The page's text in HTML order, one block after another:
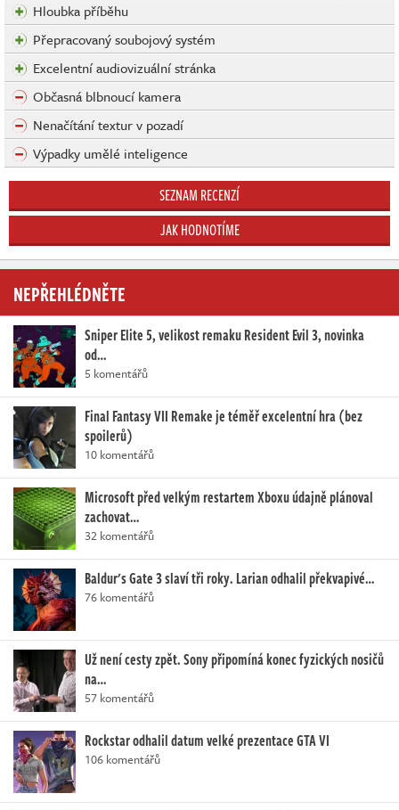
Hloubka příběhu
Přepracovaný soubojový systém
Excelentní audiovizuální stránka
Občasná blbnoucí kamera
Nenačítání textur v pozadí
Výpadky umělé inteligence
SEZNAM RECENZÍ
JAK HODNOTÍME
NEPŘEHLÉDNĚTE
Sniper Elite 5, velikost remaku Resident Evil 3, novinka
od…
5 komentářů
Final Fantasy VII Remake je téměř excelentní hra (bez
spoilerů)
10 komentářů
Microsoft před velkým restartem Xboxu údajně plánoval
zachovat…
32 komentářů
Baldur's Gate 3 slaví tři roky. Larian odhalil překvapivé…
76 komentářů
Už není cesty zpět. Sony připomíná konec fyzických nosičů
na…
57 komentářů
Rockstar odhalil datum velké prezentace GTA VI
106 komentářů